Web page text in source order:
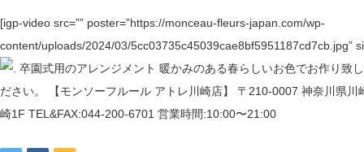
[igp-video src=”” poster=”https://monceau-fleurs-japan.com/wp-
content/uploads/2024/03/5cc03735c45039cae8bf5951187cd7cb.jpg”